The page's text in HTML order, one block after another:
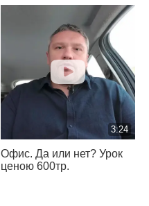
3:24
Офис. Да или нет? Урок
ценою 600тр.